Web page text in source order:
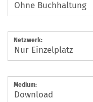
Netzwerk:
Medium: